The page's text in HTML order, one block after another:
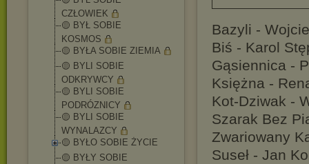
CZŁOWIEK
🟡 BYŁ SOBIE
KOSMOS
🟡 BYŁA SOBIE ZIEMIA
🟡 BYLI SOBIE
ODKRYWCY
🟡 BYLI SOBIE
PODRÓZNICY
🟡 BYLI SOBIE
WYNALAZCY
🟡 BYŁO SOBIE ŻYCIE
🟡 BYŁY SOBIE
Bazyli -
Biś - Karol
Gąsiennica -
Księżna -
Kot-Dziwak -
Szarak Bez
Zwariowany
Suseł - Jan